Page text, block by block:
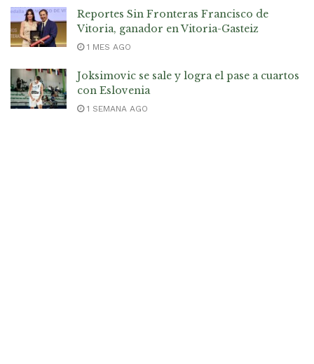
Reportes Sin Fronteras Francisco de
Vitoria, ganador en Vitoria-Gasteiz
1 MES AGO
Joksimovic se sale y logra el pase a cuartos
con Eslovenia
1 SEMANA AGO